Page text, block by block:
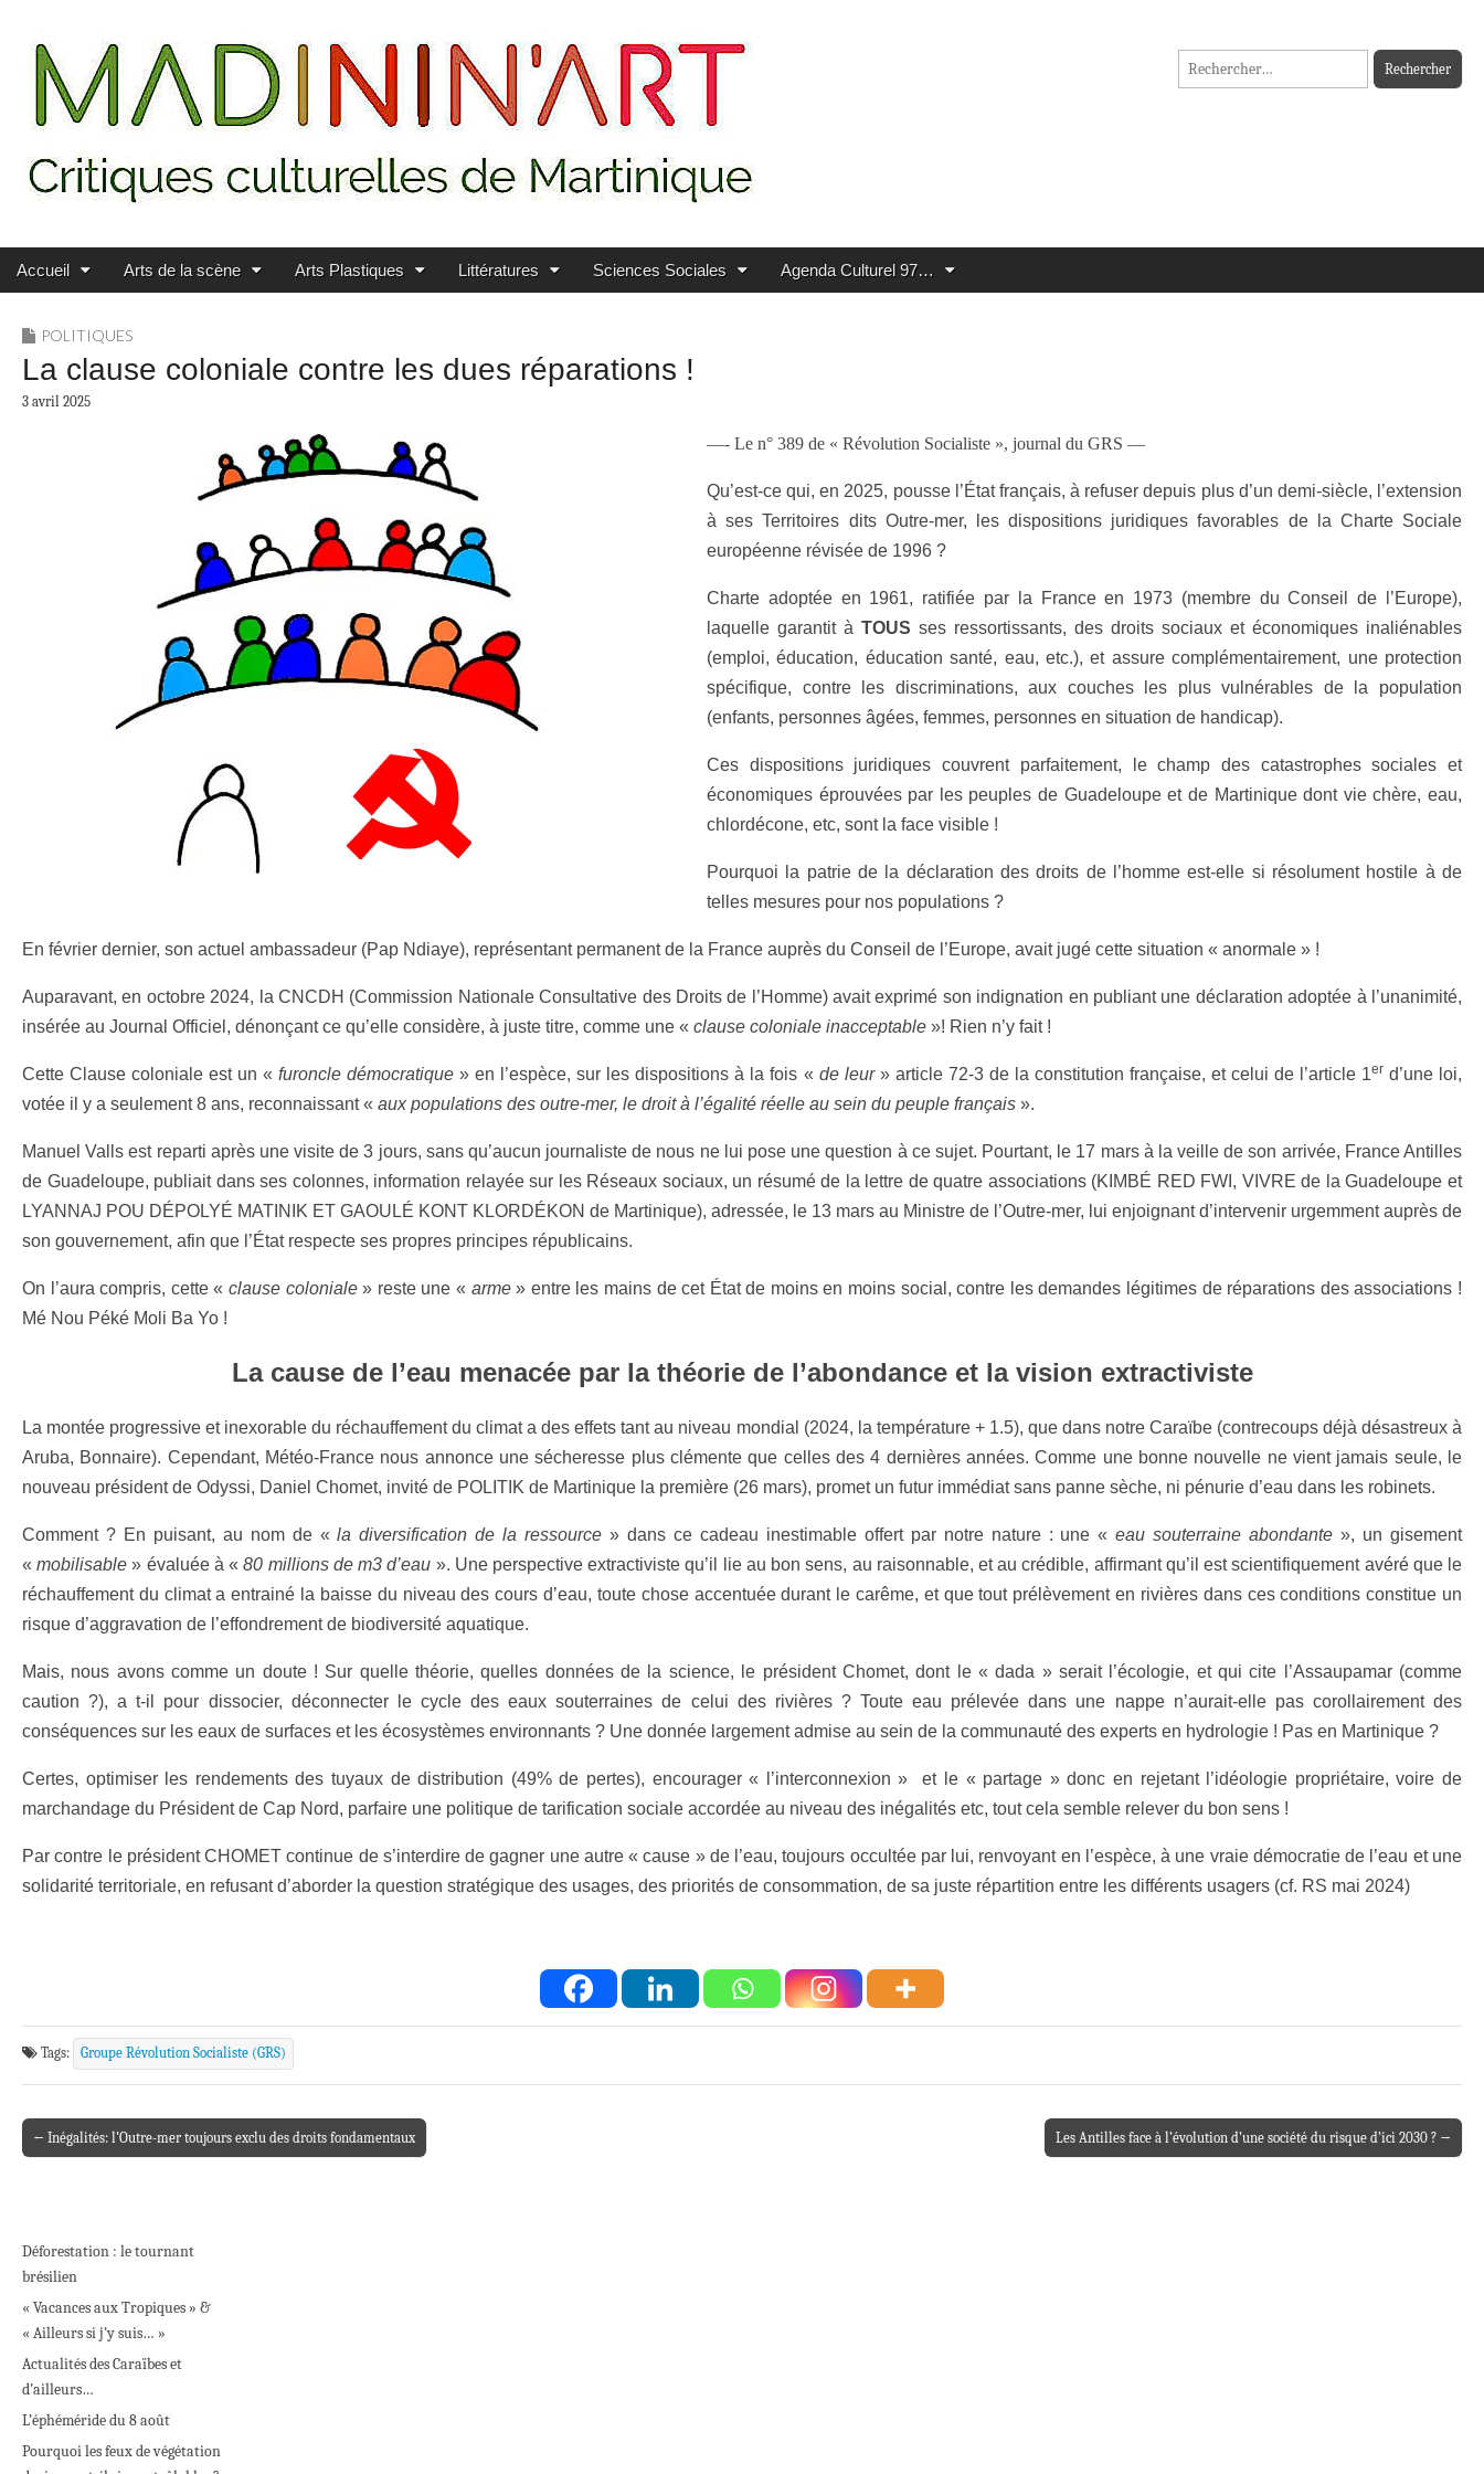
MADININ'ART
Rechercher :
Main menu
Skip to content
Accueil Arts de la scène Arts Plastiques Littératures Sciences Sociales Agenda Culturel 97…
POLITIQUES
La clause coloniale contre les dues réparations !
3 avril 2025
—- Le n° 389 de « Révolution Socialiste », journal du GRS —
Qu’est-ce qui, en 2025, pousse l’État français, à refuser depuis plus d’un demi-siècle, l’extension
à ses Territoires dits Outre-mer, les dispositions juridiques favorables de la Charte Sociale
européenne révisée de 1996 ?
Charte adoptée en 1961, ratifiée par la France en 1973 (membre du Conseil de l’Europe),
laquelle garantit à TOUS ses ressortissants, des droits sociaux et économiques inaliénables
(emploi, éducation, éducation santé, eau, etc.), et assure complémentairement, une protection
spécifique, contre les discriminations, aux couches les plus vulnérables de la population
(enfants, personnes âgées, femmes, personnes en situation de handicap).
Ces dispositions juridiques couvrent parfaitement, le champ des catastrophes sociales et
économiques éprouvées par les peuples de Guadeloupe et de Martinique dont vie chère, eau,
chlordécone, etc, sont la face visible !
Pourquoi la patrie de la déclaration des droits de l’homme est-elle si résolument hostile à de
telles mesures pour nos populations ?
En février dernier, son actuel ambassadeur (Pap Ndiaye), représentant permanent de la France auprès du Conseil de l’Europe, avait jugé cette situation « anormale » !
Auparavant, en octobre 2024, la CNCDH (Commission Nationale Consultative des Droits de l’Homme) avait exprimé son indignation en publiant une déclaration adoptée à l’unanimité,
insérée au Journal Officiel, dénonçant ce qu’elle considère, à juste titre, comme une « clause coloniale inacceptable »! Rien n’y fait !
Cette Clause coloniale est un «furoncle démocratique » en l’espèce, sur les dispositions à la fois « de leur» article 72-3 de la constitution française, et celui de l’article 1er d’une loi,
votée il y a seulement 8 ans, reconnaissant « aux populations des outre-mer, le droit à l’égalité réelle au sein du peuple français ».
Manuel Valls est reparti après une visite de 3 jours, sans qu’aucun journaliste de nous ne lui pose une question à ce sujet. Pourtant, le 17 mars à la veille de son arrivée, France Antilles
de Guadeloupe, publiait dans ses colonnes, information relayée sur les Réseaux sociaux, un résumé de la lettre de quatre associations (KIMBÉ RED FWI, VIVRE de la Guadeloupe et
LYANNAJ POU DÉPOLYÉ MATINIK ET GAOULÉ KONT KLORDÉKON de Martinique), adressée, le 13 mars au Ministre de l’Outre-mer, lui enjoignant d’intervenir urgemment auprès de
son gouvernement, afin que l’État respecte ses propres principes républicains.
On l’aura compris, cette « clause coloniale» reste une « arme» entre les mains de cet État de moins en moins social, contre les demandes légitimes de réparations des associations !
Mé Nou Péké Moli Ba Yo !
La cause de l’eau menacée par la théorie de l’abondance et la vision extractiviste
La montée progressive et inexorable du réchauffement du climat a des effets tant au niveau mondial (2024, la température + 1.5), que dans notre Caraïbe (contrecoups déjà désastreux à
Aruba, Bonnaire). Cependant, Météo-France nous annonce une sécheresse plus clémente que celles des 4 dernières années. Comme une bonne nouvelle ne vient jamais seule, le
nouveau président de Odyssi, Daniel Chomet, invité de POLITIK de Martinique la première (26 mars), promet un futur immédiat sans panne sèche, ni pénurie d’eau dans les robinets.
Comment ? En puisant, au nom de «la diversification de la ressource » dans ce cadeau inestimable offert par notre nature : une «eau souterraine abondante », un gisement
«mobilisable » évaluée à «80 millions de m3 d’eau ». Une perspective extractiviste qu’il lie au bon sens, au raisonnable, et au crédible, affirmant qu’il est scientifiquement avéré que le
réchauffement du climat a entrainé la baisse du niveau des cours d’eau, toute chose accentuée durant le carême, et que tout prélèvement en rivières dans ces conditions constitue un
risque d’aggravation de l’effondrement de biodiversité aquatique.
Mais, nous avons comme un doute ! Sur quelle théorie, quelles données de la science, le président Chomet, dont le « dada » serait l’écologie, et qui cite l’Assaupamar (comme
caution ?), a t-il pour dissocier, déconnecter le cycle des eaux souterraines de celui des rivières ? Toute eau prélevée dans une nappe n’aurait-elle pas corollairement des
conséquences sur les eaux de surfaces et les écosystèmes environnants ? Une donnée largement admise au sein de la communauté des experts en hydrologie ! Pas en Martinique ?
Certes, optimiser les rendements des tuyaux de distribution (49% de pertes), encourager « l’interconnexion » et le « partage » donc en rejetant l’idéologie propriétaire, voire de
marchandage du Président de Cap Nord, parfaire une politique de tarification sociale accordée au niveau des inégalités etc, tout cela semble relever du bon sens !
Par contre le président CHOMET continue de s’interdire de gagner une autre « cause » de l’eau, toujours occultée par lui, renvoyant en l’espèce, à une vraie démocratie de l’eau et une
solidarité territoriale, en refusant d’aborder la question stratégique des usages, des priorités de consommation, de sa juste répartition entre les différents usagers (cf. RS mai 2024)
Tags: Groupe Révolution Socialiste (GRS)
Post navigation
← Inégalités: l’Outre-mer toujours exclu des droits fondamentaux Les Antilles face à l’évolution d’une société du risque d’ici 2030 ? →
Déforestation : le tournant
brésilien
« Vacances aux Tropiques » &
« Ailleurs si j’y suis… »
Actualités des Caraïbes et
d’ailleurs…
L’éphéméride du 8 août
Pourquoi les feux de végétation